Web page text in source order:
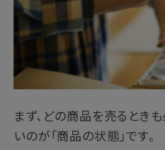
まず、どの商品を売るとき
いのが「商品の状態」です。